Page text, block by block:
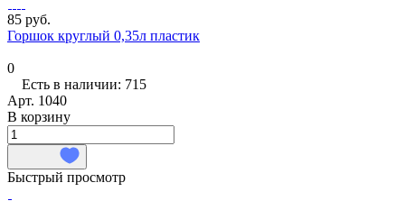
85 руб.
Горшок круглый 0,35л пластик
0
Есть в наличии: 715
Арт. 1040
В корзину
Быстрый просмотр